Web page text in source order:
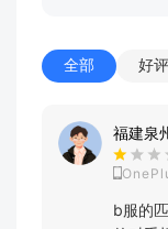
全部 好评
福建泉
b服的